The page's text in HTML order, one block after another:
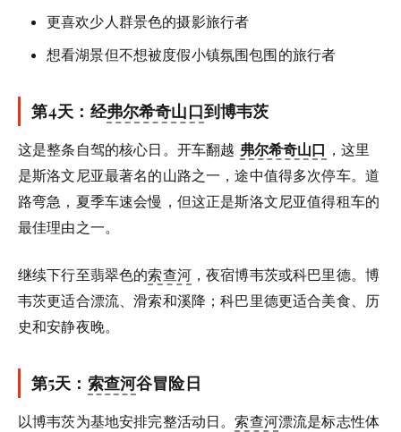
更喜欢少人群景色的摄影旅行者
想看湖景但不想被度假小镇氛围包围的旅行者
第4天：经弗尔希奇山口到博韦茨
这是整条自驾的核心日。开车翻越 弗尔希奇山口 ，这里
是斯洛文尼亚最著名的山路之一，途中值得多次停车。道
路弯急，夏季车速会慢，但这正是斯洛文尼亚值得租车的
最佳理由之一。
继续下行至翡翠色的索查河，夜宿博韦茨或科巴里德。博
韦茨更适合漂流、滑索和溪降；科巴里德更适合美食、历
史和安静夜晚。
第5天： 索查河谷冒险日
以博韦茨为基地安排完整活动日。索查河漂流是标志性体